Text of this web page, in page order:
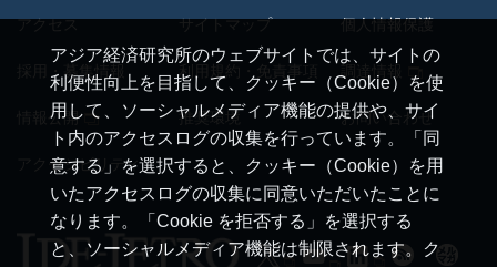
アジア経済研究所のウェブサイトでは、サイトの
利便性向上を目指して、クッキー（Cookie）を使
用して、ソーシャルメディア機能の提供や、サイ
ト内のアクセスログの収集を行っています。「同
意する」を選択すると、クッキー（Cookie）を用
いたアクセスログの収集に同意いただいたことに
なります。「Cookie を拒否する」を選択する
と、ソーシャルメディア機能は制限されます。ク
アクセス サイトマップ 個人情報保護
採用・募集情報 利用規約・免責事項
情報公開 推奨環境 お問い合わせ
アクセシビリティ